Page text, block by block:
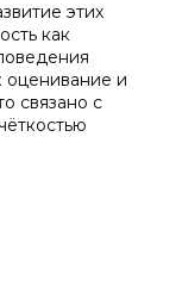
этих
как
оценивание и
связано с